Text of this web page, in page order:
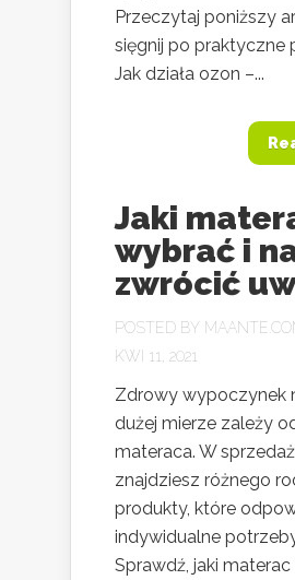
Przeczytaj poniższy
sięgnij po praktyczne
Jak działa ozon –...
Jaki
wybrać i
zwrócić
POSTED BY
KWI 11, 2021
Zdrowy wypoczynek
dużej mierze zależy
materaca. W
znajdziesz różnego
produkty, które
indywidualne
Sprawdź, jaki